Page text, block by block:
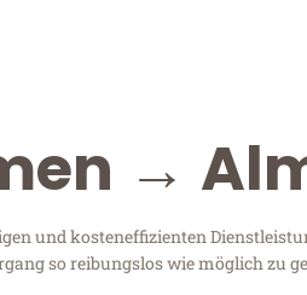
→
und kosteneffizienten
so reibungslos wie möglich zu